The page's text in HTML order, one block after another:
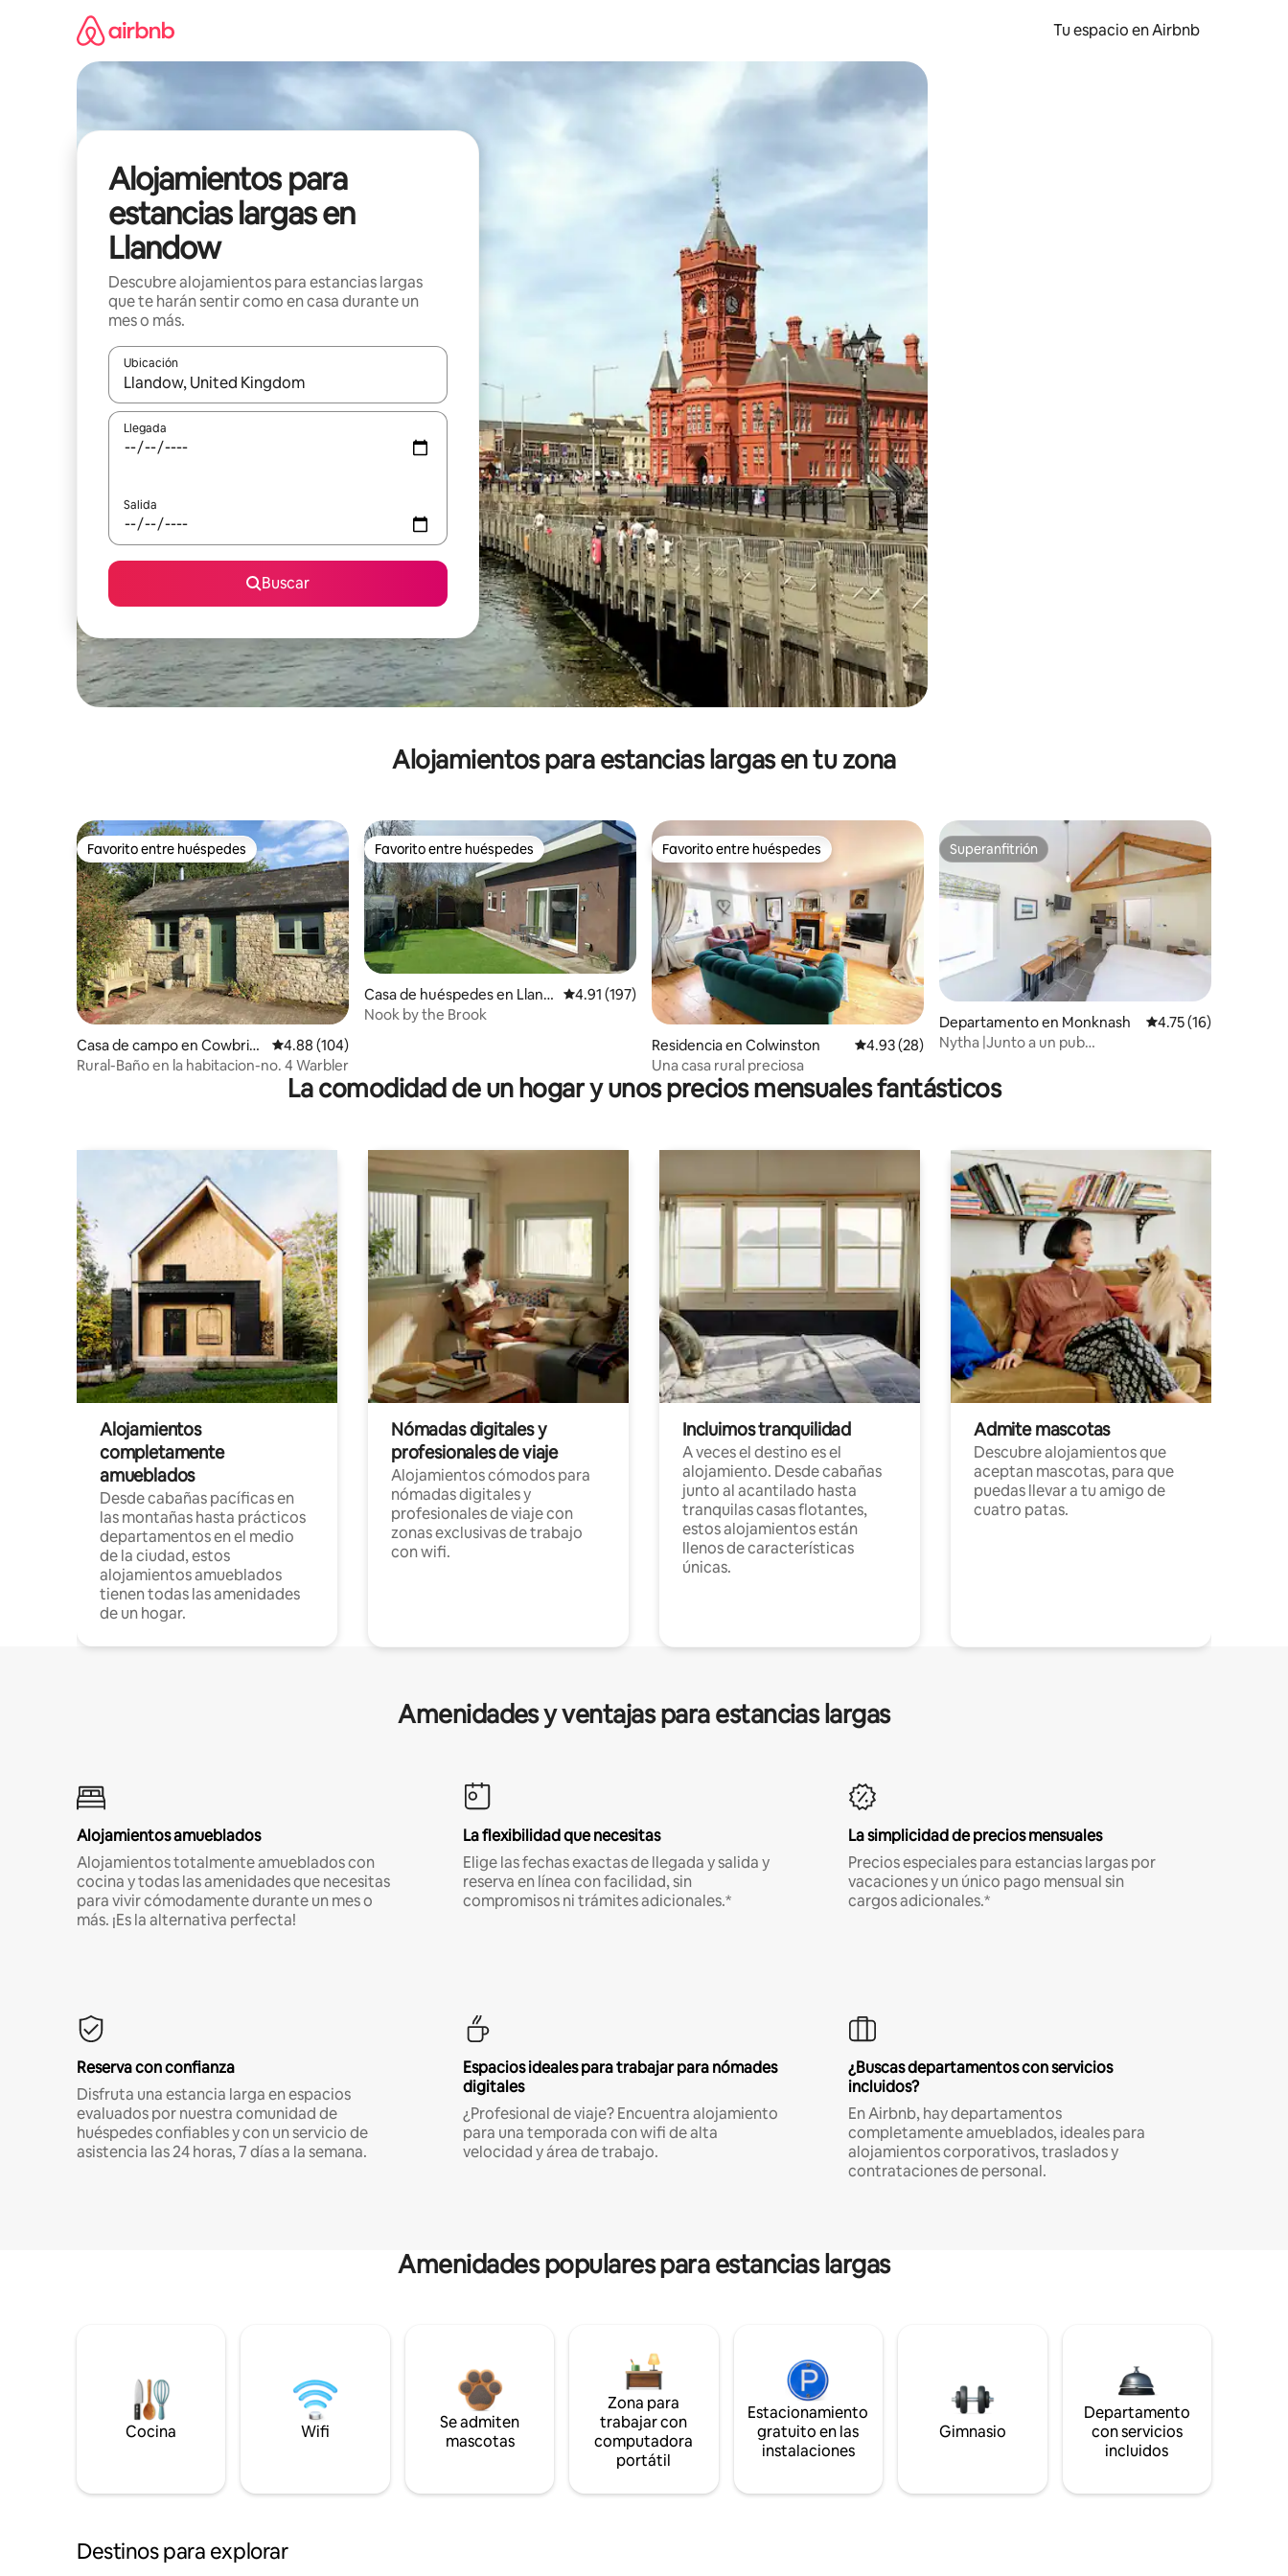
Tu espacio en Airbnb
Alojamientos para
estancias largas en
Llandow
Descubre alojamientos para estancias largas
que te harán sentir como en casa durante un
mes o más.
Ubicación
Cuando los resultados estén disponibles, podrás navegar usando las teclas de las flechas hacia arriba y hacia abajo, o bien tocando y deslizando la pantalla.
Llegada
Salida
Buscar
Alojamientos para estancias largas en tu zona
Favorito entre huéspedes
Favorito entre huéspedes
Casa de campo en Cowbrid
ge
Calificación promedio: 4.88 de 5; 104 evaluaciones
4.88 (104)
Rural-Baño en la habitacion-no. 4 Warbler
Favorito entre huéspedes
Favorito entre huéspedes
Casa de huéspedes en Llant
wit Major
Calificación promedio: 4.91 de 5; 197 evaluaciones
4.91 (197)
Nook by the Brook
Favorito entre huéspedes
Favorito entre huéspedes
Residencia en Colwinston Calificación promedio: 4.93 de 5; 28 evaluaciones
4.93 (28)
Una casa rural preciosa
Superanfitrión
Superanfitrión
Departamento en Monknash Calificación
4.75 (16)
Nytha |Junto a un pub
La comodidad de un hogar y unos precios mensuales fantásticos
Alojamientos
completamente
amueblados
Desde cabañas pacíficas en
las montañas hasta prácticos
departamentos en el medio
de la ciudad, estos
alojamientos amueblados
tienen todas las amenidades
de un hogar.
Nómadas digitales y
profesionales de viaje
Alojamientos cómodos para
nómadas digitales y
profesionales de viaje con
zonas exclusivas de trabajo
con wifi.
Incluimos tranquilidad
A veces el destino es el
alojamiento. Desde cabañas
junto al acantilado hasta
tranquilas casas flotantes,
estos alojamientos están
llenos de características
únicas.
Admite mascotas
Descubre alojamientos que
aceptan mascotas, para que
puedas llevar a tu amigo de
cuatro patas.
Amenidades y ventajas para estancias largas
Alojamientos amueblados
Alojamientos totalmente amueblados con
cocina y todas las amenidades que necesitas
para vivir cómodamente durante un mes o
más. ¡Es la alternativa perfecta!
La flexibilidad que necesitas
Elige las fechas exactas de llegada y salida y
reserva en línea con facilidad, sin
compromisos ni trámites adicionales.*
La simplicidad de precios mensuales
Precios especiales para estancias largas por
vacaciones y un único pago mensual sin
cargos adicionales.*
Reserva con confianza
Disfruta una estancia larga en espacios
evaluados por nuestra comunidad de
huéspedes confiables y con un servicio de
asistencia las 24 horas, 7 días a la semana.
Espacios ideales para trabajar para nómades
digitales
¿Profesional de viaje? Encuentra alojamiento
para una temporada con wifi de alta
velocidad y área de trabajo.
¿Buscas departamentos con servicios
incluidos?
En Airbnb, hay departamentos
completamente amueblados, ideales para
alojamientos corporativos, traslados y
contrataciones de personal.
Amenidades populares para estancias largas
Cocina Wifi
Se admiten
mascotas
Zona para
trabajar con
computadora
portátil
Estacionamiento
gratuito en las
instalaciones
Gimnasio
Departamento
con servicios
incluidos
Destinos para explorar